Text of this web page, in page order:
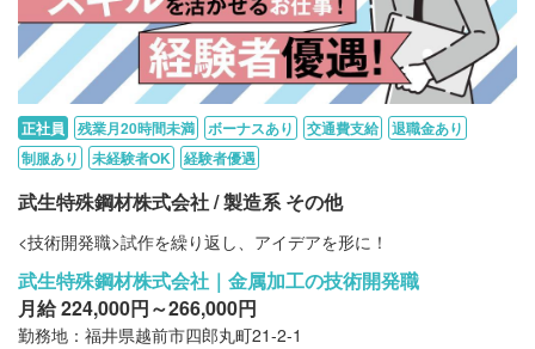
正社員 残業月20時間未満 ボーナスあり 交通費支給
退職金あり
制服あり
未経験者OK 経験者優遇
武生特殊鋼材株式会社 / 製造系 その他
<技術開発職>試作を繰り返し、アイデアを形に！
武生特殊鋼材株式会社｜金属加工の技術開発職
月給 224,000円～266,000円
勤務地：福井県越前市四郎丸町21-2-1